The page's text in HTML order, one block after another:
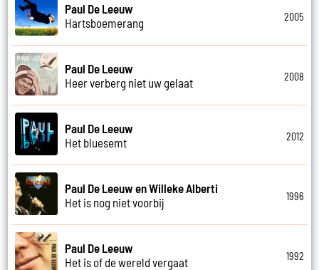
Paul De Leeuw
Hartsboemerang
2005
Paul De Leeuw
Heer verberg niet uw gelaat
2008
Paul De Leeuw
Het bluesemt
2012
Paul De Leeuw en Willeke Alberti
Het is nog niet voorbij
1996
Paul De Leeuw
Het is of de wereld vergaat
1992